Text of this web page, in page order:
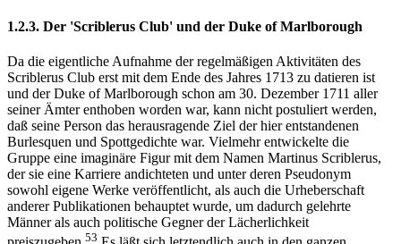
1.2.3. Der 'Scriblerus Club' und der Duke of Marlborough
Da die eigentliche Aufnahme der regelmäßigen Aktivitäten des
Scriblerus Club erst mit dem Ende des Jahres 1713 zu datieren ist
und der Duke of Marlborough schon am 30. Dezember 1711 aller
seiner Ämter enthoben worden war, kann nicht postuliert werden,
daß seine Person das herausragende Ziel der hier entstandenen
Burlesquen und Spottgedichte war. Vielmehr entwickelte die
Gruppe eine imaginäre Figur mit dem Namen Martinus Scriblerus,
der sie eine Karriere andichteten und unter deren Pseudonym
sowohl eigene Werke veröffentlicht, als auch die Urheberschaft
anderer Publikationen behauptet wurde, um dadurch gelehrte
Männer als auch politische Gegner der Lächerlichkeit
53